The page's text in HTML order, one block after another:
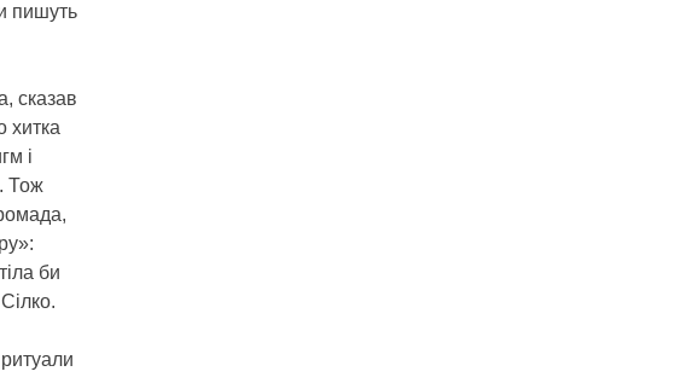
пишуть
сказав
хитка
і
Тож
би